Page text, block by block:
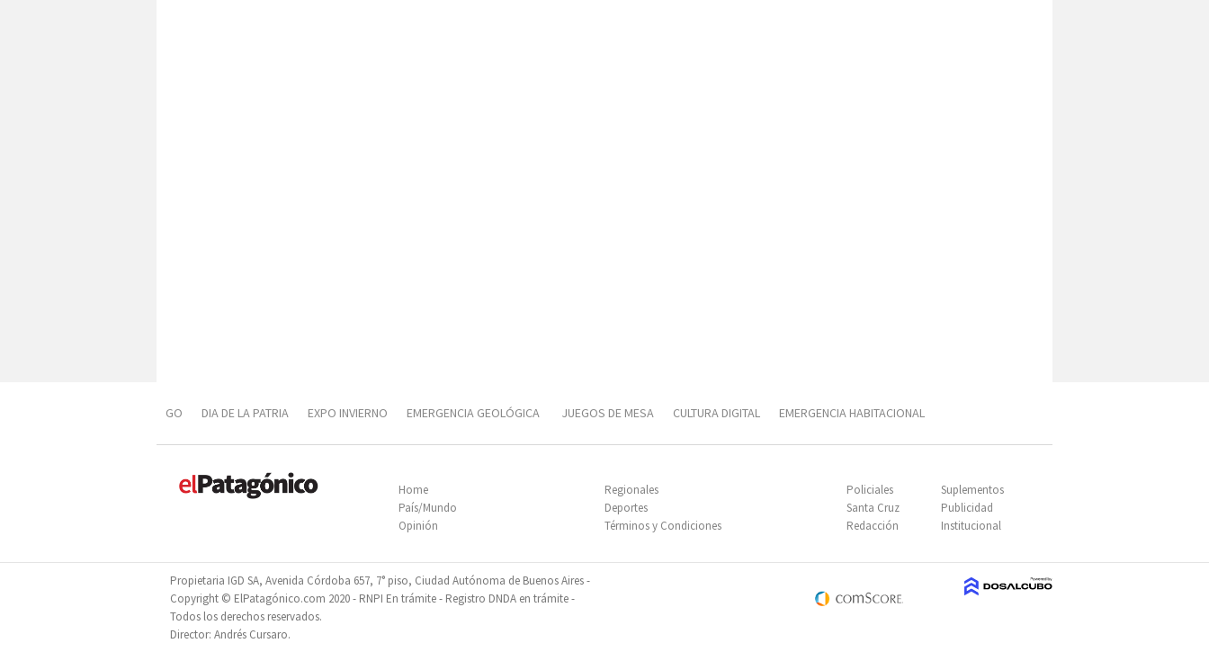
GO DIA DE LA PATRIA EXPO INVIERNO EMERGENCIA GEOLÓGICA JUEGOS DE MESA CULTURA DIGITAL EMERGENCIA HABITACIONAL
DIVERSIFICACIÓN PRODUCTIVA
Policiales
Suplementos
Santa Cruz
Publicidad
Redacción
Institucional
Home
Regionales
País/Mundo
Deportes
Opinión
Términos y Condiciones
Propietaria IGD SA, Avenida Córdoba 657, 7° piso, Ciudad Autónoma de Buenos Aires -
Copyright © ElPatagónico.com 2020 - RNPI En trámite - Registro DNDA en trámite -
Todos los derechos reservados.
Director: Andrés Cursaro.